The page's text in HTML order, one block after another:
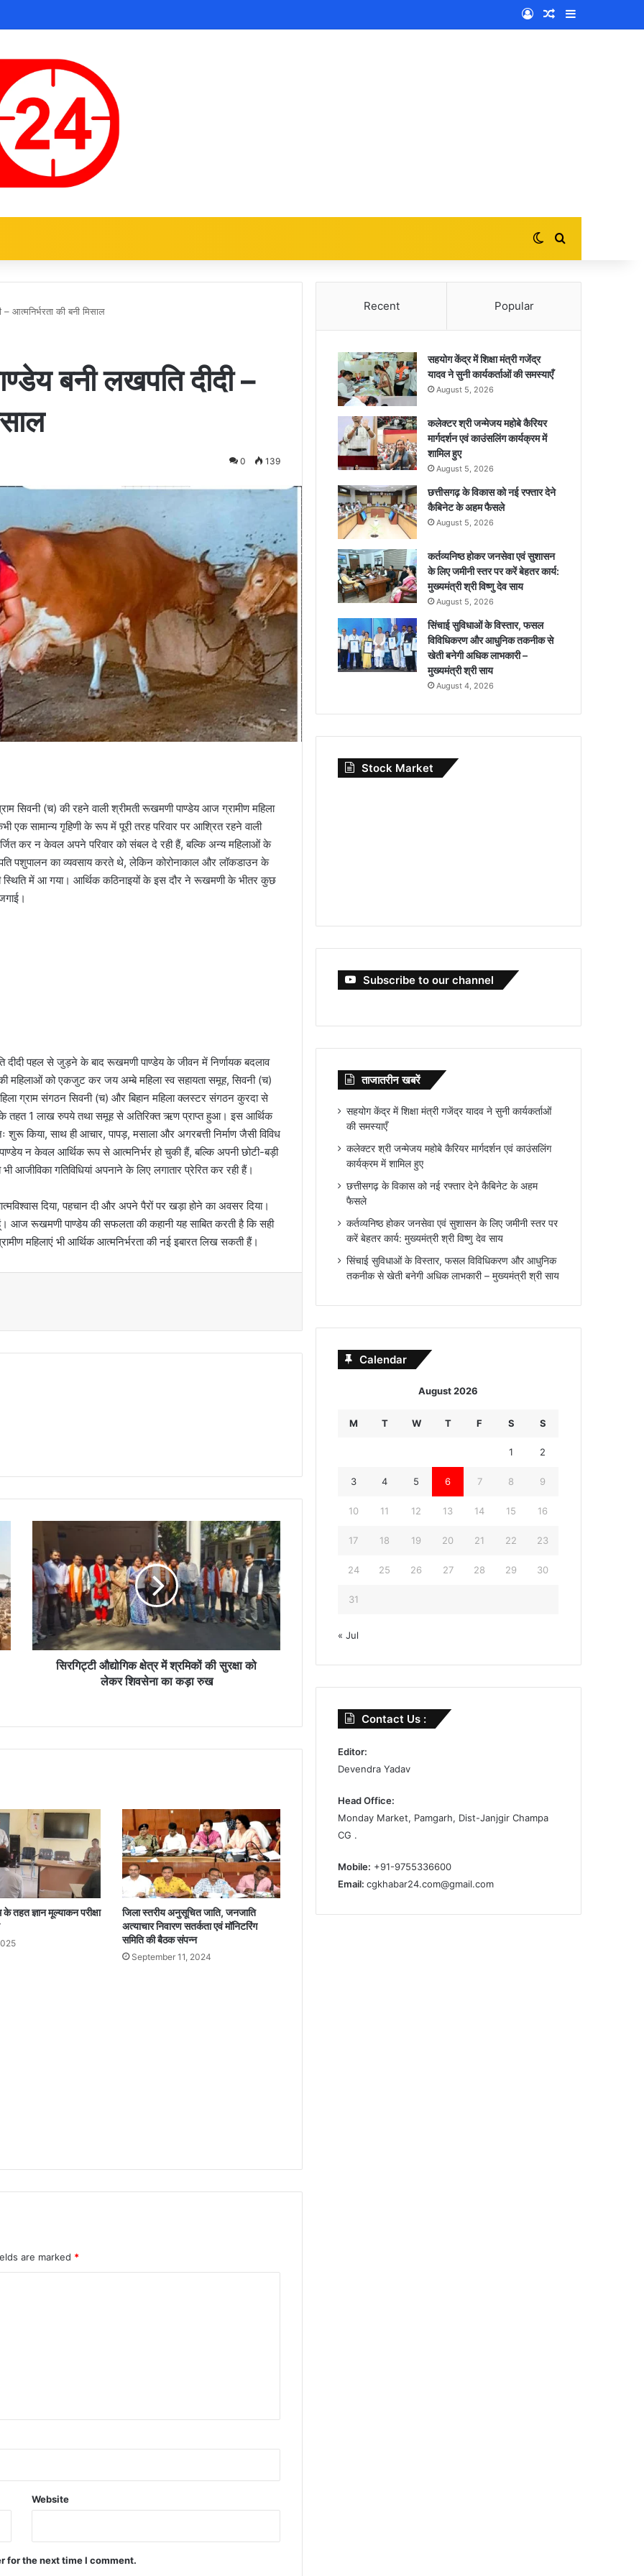
Log InRandom Article
Switch skin
आत्मनिर्भरता की बनी मिसाल
बनी लखपति दीदी –
0 139
सिवनी (च) की रहने वाली श्रीमती रूखमणी पाण्डेय आज ग्रामीण महिला
सामान्य गृहिणी के रूप में पूरी तरह परिवार पर आश्रित रहने वाली
कर न केवल अपने परिवार को संबल दे रही हैं, बल्कि अन्य महिलाओं के
पशुपालन का व्यवसाय करते थे, लेकिन कोरोनाकाल और लॉकडाउन के
स्थिति में आ गया। आर्थिक कठिनाइयों के इस दौर ने रूखमणी के भीतर कुछ
दीदी पहल से जुड़ने के बाद रूखमणी पाण्डेय के जीवन में निर्णायक बदलाव
महिलाओं को एकजुट कर जय अम्बे महिला स्व सहायता समूह, सिवनी (च)
ग्राम संगठन सिवनी (च) और बिहान महिला क्लस्टर संगठन कुरदा से
1 लाख रुपये तथा समूह से अतिरिक्त ऋण प्राप्त हुआ। इस आर्थिक
किया, साथ ही आचार, पापड़, मसाला और अगरबत्ती निर्माण जैसी विविध
न केवल आर्थिक रूप से आत्मनिर्भर हो चुकी हैं, बल्कि अपनी छोटी-बड़ी
गतिविधियां अपनाने के लिए लगातार प्रेरित कर रही हैं।
दिया, पहचान दी और अपने पैरों पर खड़ा होने का अवसर दिया।
आज रूखमणी पाण्डेय की सफलता की कहानी यह साबित करती है कि सही
महिलाएं भी आर्थिक आत्मनिर्भरता की नई इबारत लिख सकती हैं।
गि
ट्टी
औ
द्यो
गि
क
क्षे
कों
ले
क
र
शि
व
से
का
सिरगिट्टी औद्योगिक क्षेत्र में श्रमिकों की सुरक्षा को
लेकर शिवसेना का कड़ा रुख
तहत ज्ञान मूल्याकन परीक्षा
जिला स्तरीय अनुसूचित जाति, जनजाति
अत्याचार निवारण सतर्कता एवं मॉनिटरिंग
समिति की बैठक संपन्न
September 11, 2024
are marked *
Website
for the next time I comment.
Recent Popular
सहयोग केंद्र में शिक्षा मंत्री गजेंद्र
यादव ने सुनी कार्यकर्ताओं की समस्याएँ
August 5, 2026
कलेक्टर श्री जन्मेजय महोबे कैरियर
मार्गदर्शन एवं काउंसलिंग कार्यक्रम में
शामिल हुए
August 5, 2026
छत्तीसगढ़ के विकास को नई रफ्तार देने
कैबिनेट के अहम फैसले
August 5, 2026
कर्तव्यनिष्ठ होकर जनसेवा एवं सुशासन
के लिए जमीनी स्तर पर करें बेहतर कार्य:
मुख्यमंत्री श्री विष्णु देव साय
August 5, 2026
सिंचाई सुविधाओं के विस्तार, फसल
विविधिकरण और आधुनिक तकनीक से
खेती बनेगी अधिक लाभकारी –
मुख्यमंत्री श्री साय
August 4, 2026
Stock Market
Subscribe to our channel
ताजातरीन खबरें
सहयोग केंद्र में शिक्षा मंत्री गजेंद्र यादव ने सुनी कार्यकर्ताओं
की समस्याएँ
कलेक्टर श्री जन्मेजय महोबे कैरियर मार्गदर्शन एवं काउंसलिंग
कार्यक्रम में शामिल हुए
छत्तीसगढ़ के विकास को नई रफ्तार देने कैबिनेट के अहम
फैसले
कर्तव्यनिष्ठ होकर जनसेवा एवं सुशासन के लिए जमीनी स्तर पर
करें बेहतर कार्य: मुख्यमंत्री श्री विष्णु देव साय
सिंचाई सुविधाओं के विस्तार, फसल विविधिकरण और आधुनिक
तकनीक से खेती बनेगी अधिक लाभकारी – मुख्यमंत्री श्री साय
Calendar
August 2026
M T W T F S S
1 2
3 4 5 6 7 8 9
10 11 12 13 14 15 16
17 18 19 20 21 22 23
24 25 26 27 28 29 30
31
« Jul
Contact Us :
Editor:
Devendra Yadav
Head Office:
Monday Market, Pamgarh, Dist-Janjgir Champa
CG .
Mobile: +91-9755336600
Email:cgkhabar24.com@gmail.com